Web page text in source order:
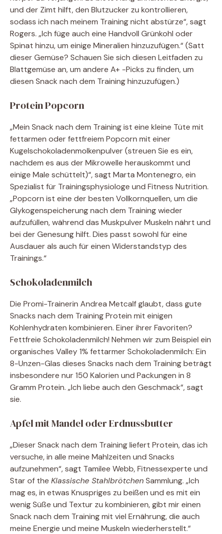
und der Zimt hilft, den Blutzucker zu kontrollieren,
sodass ich nach meinem Training nicht abstürze“, sagt
Rogers. „Ich füge auch eine Handvoll Grünkohl oder
Spinat hinzu, um einige Mineralien hinzuzufügen.“ (Satt
dieser Gemüse? Schauen Sie sich diesen Leitfaden zu
Blattgemüse an, um andere A+ -Picks zu finden, um
diesen Snack nach dem Training hinzuzufügen.)
Protein Popcorn
„Mein Snack nach dem Training ist eine kleine Tüte mit
fettarmen oder fettfreiem Popcorn mit einer
Kugelschokoladenmolkenpulver (streuen Sie es ein,
nachdem es aus der Mikrowelle herauskommt und
einige Male schüttelt)“, sagt Marta Montenegro, ein
Spezialist für Trainingsphysiologe und Fitness Nutrition.
„Popcorn ist eine der besten Vollkornquellen, um die
Glykogenspeicherung nach dem Training wieder
aufzufüllen, während das Muskpulver Muskeln nährt und
bei der Genesung hilft. Dies passt sowohl für eine
Ausdauer als auch für einen Widerstandstyp des
Trainings.“
Schokoladenmilch
Die Promi-Trainerin Andrea Metcalf glaubt, dass gute
Snacks nach dem Training Protein mit einigen
Kohlenhydraten kombinieren. Einer ihrer Favoriten?
Fettfreie Schokoladenmilch! Nehmen wir zum Beispiel ein
organisches Valley 1% fettarmer Schokoladenmilch: Ein
8-Unzen-Glas dieses Snacks nach dem Training beträgt
insbesondere nur 150 Kalorien und Packungen in 8
Gramm Protein. „Ich liebe auch den Geschmack“, sagt
sie.
Apfel mit Mandel oder Erdnussbutter
„Dieser Snack nach dem Training liefert Protein, das ich
versuche, in alle meine Mahlzeiten und Snacks
aufzunehmen“, sagt Tamilee Webb, Fitnessexperte und
Star of the Klassische StahlbrötchenSammlung. „Ich
mag es, in etwas Knuspriges zu beißen und es mit ein
wenig Süße und Textur zu kombinieren, gibt mir einen
Snack nach dem Training mit viel Ernährung, die auch
meine Energie und meine Muskeln wiederherstellt.“